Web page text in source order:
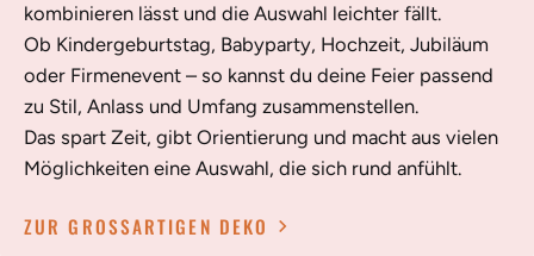
kombinieren lässt und die Auswahl leichter fällt.
Ob Kindergeburtstag, Babyparty, Hochzeit, Jubiläum
oder Firmenevent – so kannst du deine Feier passend
zu Stil, Anlass und Umfang zusammenstellen.
Das spart Zeit, gibt Orientierung und macht aus vielen
Möglichkeiten eine Auswahl, die sich rund anfühlt.
ZUR GROSSARTIGEN DEKO